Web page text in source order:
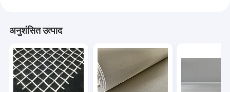
अनुशंसित उत्पाद